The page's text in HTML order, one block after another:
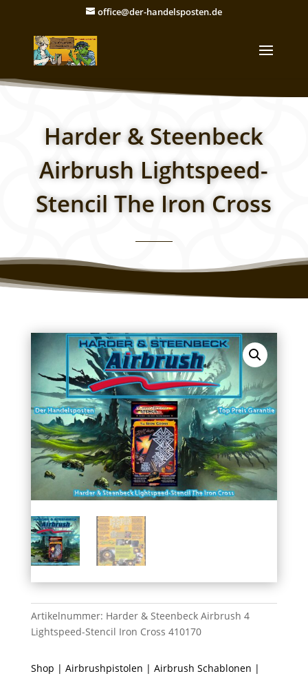
office@der-handelsposten.de
Harder & Steenbeck
Airbrush Lightspeed-
Stencil The Iron Cross
Artikelnummer: Harder & Steenbeck Airbrush 4
Lightspeed-Stencil Iron Cross 410170
Shop | Airbrushpistolen | Airbrush Schablonen |